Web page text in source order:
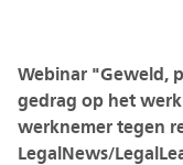
Webinar "Geweld,
gedrag op het
werknemer tegen
LegalNews/